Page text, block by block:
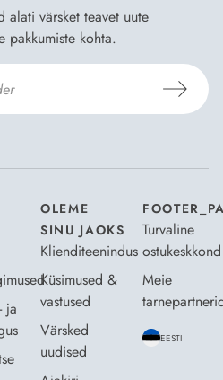
alati värsket teavet uute
pakkumiste kohta.
ja
OLEME
SINU JAOKS
Klienditeenindus
Küsimused &
vastused
Värsked
uudised
Turvaline
ostukeskkond
Meie
EESTI